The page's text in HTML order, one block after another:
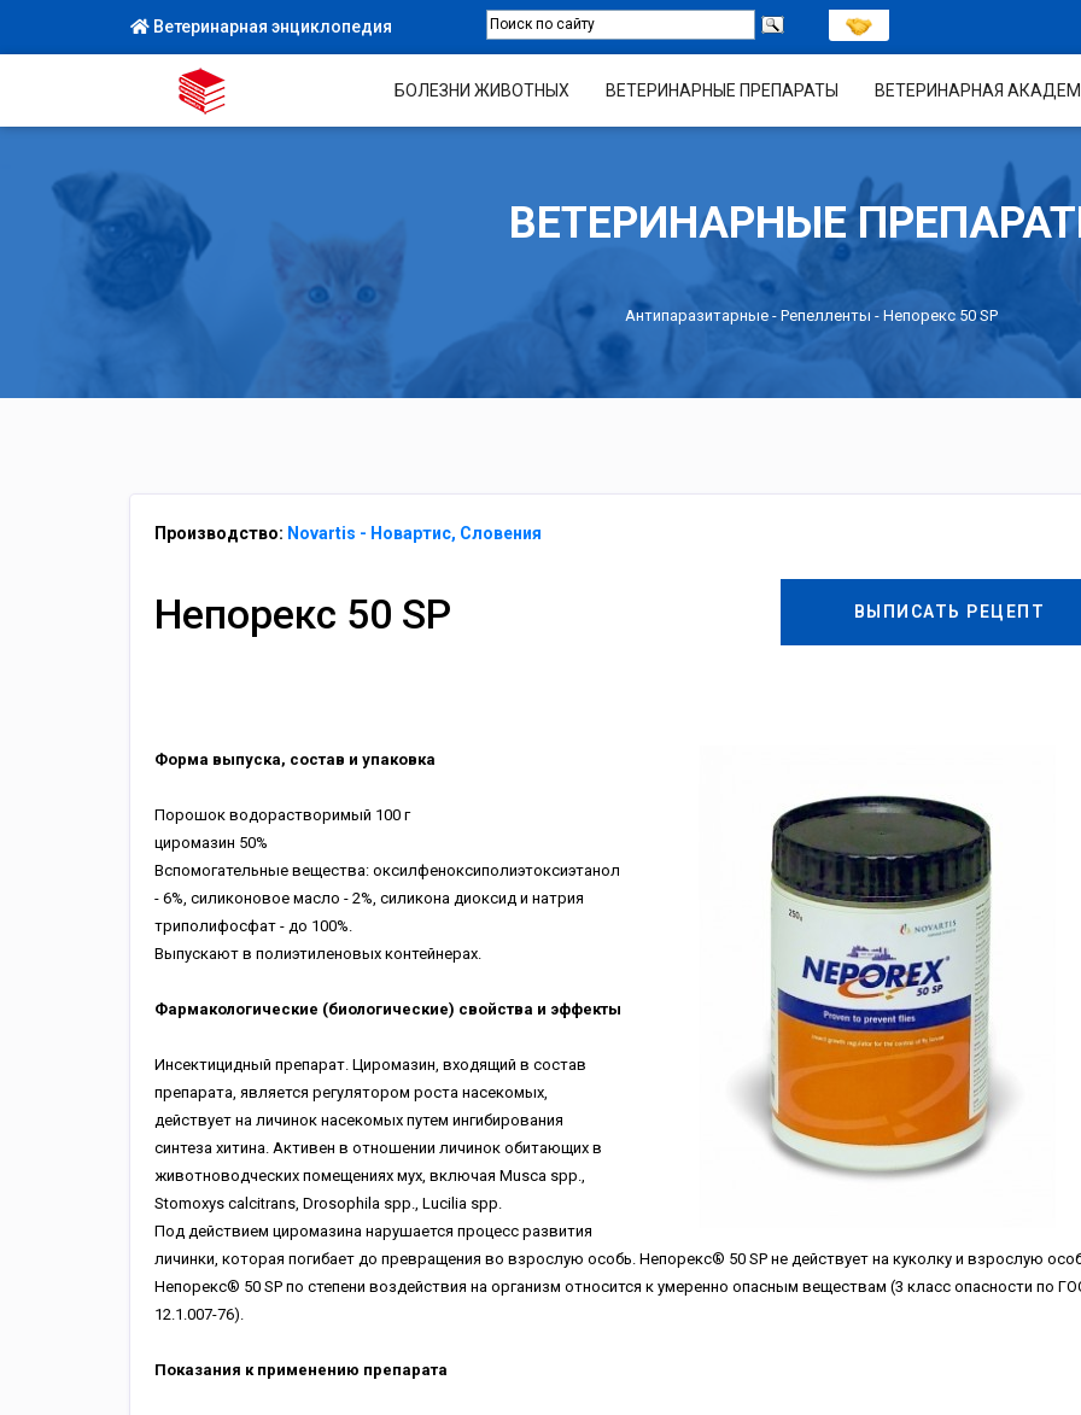
Ветеринарная энциклопедия
БОЛЕЗНИ ЖИВОТНЫХ ВЕТЕРИНАРНЫЕ ПРЕПАРАТЫ ВЕТЕРИНАРНАЯ
ВЕТЕРИНАРНЫЕ
Антипаразитарные- Репелленты - Непорекс 50 SP
Производство: Novartis - Новартис, Словения
ВЫПИСАТЬ РЕЦЕПТ
Непорекс 50 SP
Форма выпуска, состав и упаковка
Порошок водорастворимый 100 г
циромазин 50%
Вспомогательные вещества: оксилфеноксиполиэтоксиэтанол
- 6%, силиконовое масло - 2%, силикона диоксид и натрия
триполифосфат - до 100%.
Выпускают в полиэтиленовых контейнерах.
Фармакологические (биологические) свойства и эффекты
Инсектицидный препарат. Циромазин, входящий в состав
препарата, является регулятором роста насекомых,
действует на личинок насекомых путем ингибирования
синтеза хитина. Активен в отношении личинок обитающих в
животноводческих помещениях мух, включая Musca spp.,
Stomoxys calcitrans, Drosophila spp., Lucilia spp.
Под действием циромазина нарушается процесс развития
личинки, которая погибает до превращения во взрослую особь. Непорекс® 50 SP не действует на куколку и взрослую
Непорекс® 50 SP по степени воздействия на организм относится к умеренно опасным веществам (3 класс опасности по
12.1.007-76).
Показания к применению препарата